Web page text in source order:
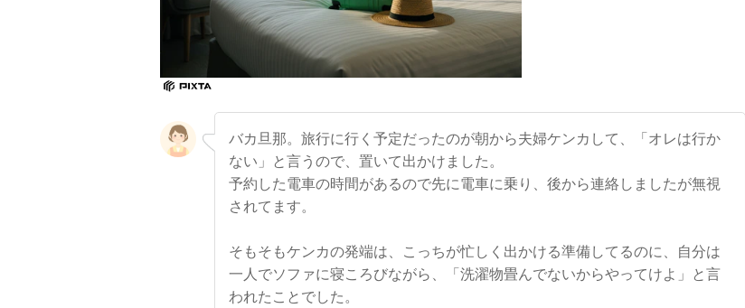
バカ旦那。旅行に行く予定だったのが朝から夫婦ケンカして、「オレは行か
ない」と言うので、置いて出かけました。
予約した電車の時間があるので先に電車に乗り、後から連絡しましたが無視
されてます。
そもそもケンカの発端は、こっちが忙しく出かける準備してるのに、自分は
一人でソファに寝ころびながら、「洗濯物畳んでないからやってけよ」と言
われたことでした。